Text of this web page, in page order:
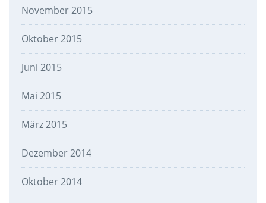
November 2015
Oktober 2015
Juni 2015
Mai 2015
März 2015
Dezember 2014
Oktober 2014